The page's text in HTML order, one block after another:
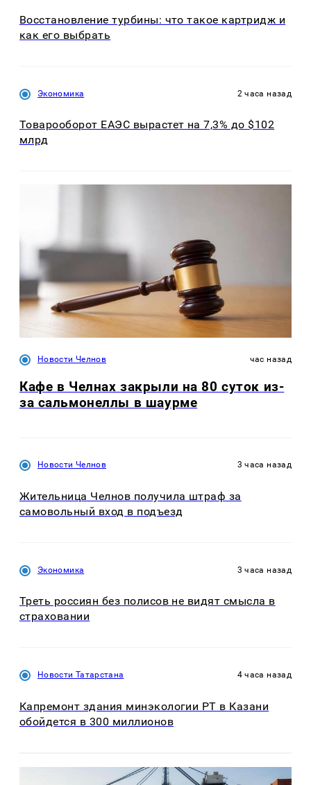
Восстановление турбины: что такое картридж и
как его выбрать
Экономика 2 часа назад
Товарооборот ЕАЭС вырастет на 7,3% до $102
млрд
Новости Челнов час назад
Кафе в Челнах закрыли на 80 суток из-
за сальмонеллы в шаурме
Новости Челнов 3 часа назад
Жительница Челнов получила штраф за
самовольный вход в подъезд
Экономика 3 часа назад
Треть россиян без полисов не видят смысла в
страховании
Новости Татарстана 4 часа назад
Капремонт здания минэкологии РТ в Казани
обойдется в 300 миллионов